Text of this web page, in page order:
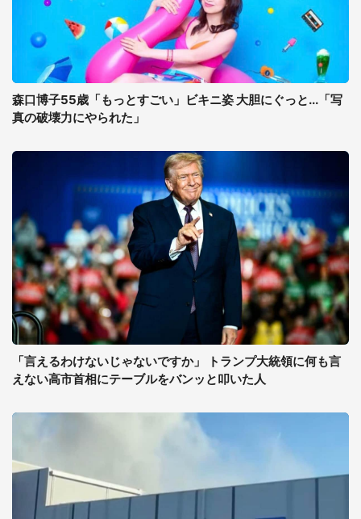
森口博子55歳「もっとすごい」ビキニ姿 大胆にぐっと...「写
真の破壊力にやられた」
「言えるわけないじゃないですか」 トランプ大統領に何も言
えない高市首相にテーブルをバンッと叩いた人